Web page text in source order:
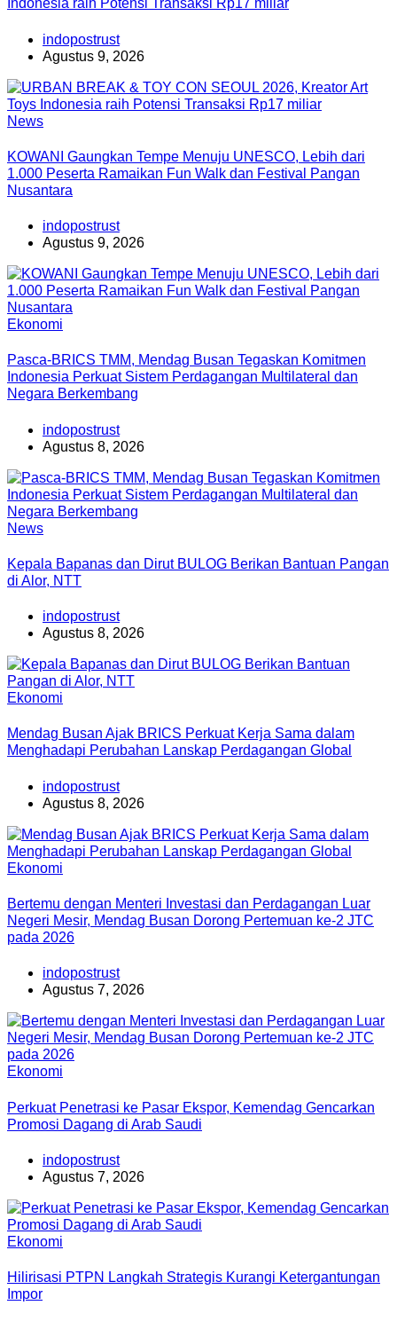
Indonesia raih Potensi Transaksi Rp17 miliar
indopostrust
Agustus 9, 2026
News
KOWANI Gaungkan Tempe Menuju UNESCO, Lebih dari
1.000 Peserta Ramaikan Fun Walk dan Festival Pangan
Nusantara
indopostrust
Agustus 9, 2026
Ekonomi
Pasca-BRICS TMM, Mendag Busan Tegaskan Komitmen
Indonesia Perkuat Sistem Perdagangan Multilateral dan
Negara Berkembang
indopostrust
Agustus 8, 2026
News
Kepala Bapanas dan Dirut BULOG Berikan Bantuan Pangan
di Alor, NTT
indopostrust
Agustus 8, 2026
Ekonomi
Mendag Busan Ajak BRICS Perkuat Kerja Sama dalam
Menghadapi Perubahan Lanskap Perdagangan Global
indopostrust
Agustus 8, 2026
Ekonomi
Bertemu dengan Menteri Investasi dan Perdagangan Luar
Negeri Mesir, Mendag Busan Dorong Pertemuan ke-2 JTC
pada 2026
indopostrust
Agustus 7, 2026
Ekonomi
Perkuat Penetrasi ke Pasar Ekspor, Kemendag Gencarkan
Promosi Dagang di Arab Saudi
indopostrust
Agustus 7, 2026
Ekonomi
Hilirisasi PTPN Langkah Strategis Kurangi Ketergantungan
Impor